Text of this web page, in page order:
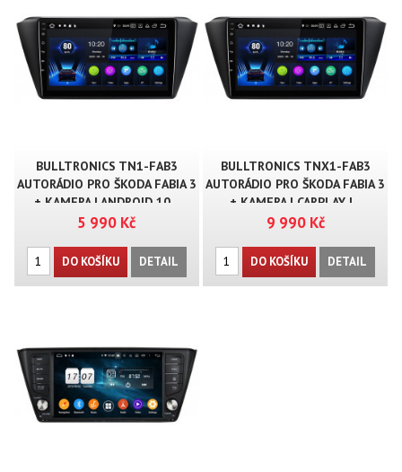
BULLTRONICS TN1-FAB3
AUTORÁDIO PRO ŠKODA FABIA 3
+ KAMERA | ANDROID 10 ..
5 990 Kč
DO KOŠÍKU DETAIL
BULLTRONICS TNX1-FAB3
AUTORÁDIO PRO ŠKODA FABIA 3
+ KAMERA | CARPLAY | ..
9 990 Kč
DO KOŠÍKU DETAIL